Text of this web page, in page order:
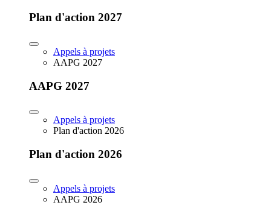
Plan d'action 2027
Appels à projets
AAPG 2027
AAPG 2027
Appels à projets
Plan d'action 2026
Plan d'action 2026
Appels à projets
AAPG 2026